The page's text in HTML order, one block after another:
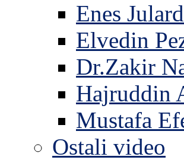
Enes
Elvedin
Dr.Zakir
Hajruddin
Mustafa
Ostali video